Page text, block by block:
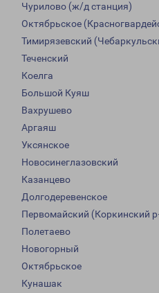
Чурилово (ж/д станция)
Октябрьское
Тимирязевский
Теченский
Коелга
Большой Куяш
Вахрушево
Аргаяш
Уксянское
Новосинеглазовский
Казанцево
Долгодеревенское
Первомайский (Коркинский
Полетаево
Новогорный
Октябрьское
Кунашак